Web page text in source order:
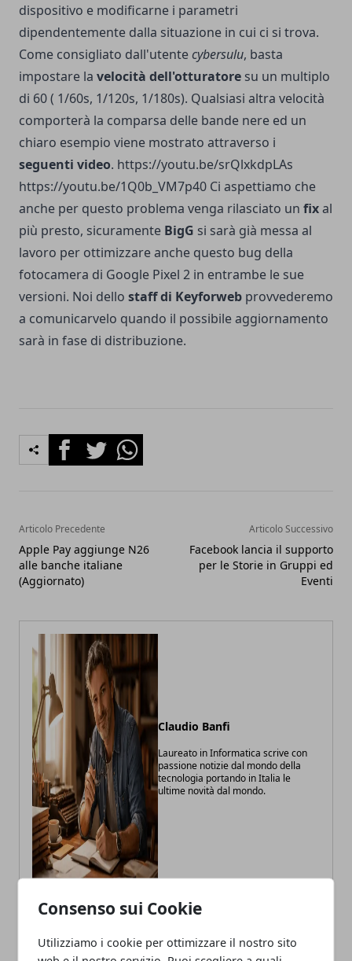
Consenso sui Cookie
Utilizziamo i cookie per ottimizzare il nostro sito
dispositivo e modificarne i parametri
dipendentemente dalla situazione in cui ci si trova.
Come consigliato dall'utentecybersulu, basta
impostare la velocità dell'otturatore su un multiplo
di 60 ( 1/60s, 1/120s, 1/180s). Qualsiasi altra velocità
comporterà la comparsa delle bande nere ed un
chiaro esempio viene mostrato attraverso i
seguenti video. https://youtu.be/srQlxkdpLAs
https://youtu.be/1Q0b_VM7p40 Ci aspettiamo che
anche per questo problema venga rilasciato un fixal
più presto, sicuramente BigG si sarà già messa al
lavoro per ottimizzare anche questo bug della
fotocamera di Google Pixel 2 in entrambe le sue
versioni. Noi dello staff di Keyforweb provvederemo
a comunicarvelo quando il possibile aggiornamento
sarà in fase di distribuzione.
FacebookTwitterWhatsapp
Articolo Precedente
Apple Pay aggiunge N26
alle banche italiane
(Aggiornato)
Articolo Successivo
Facebook lancia il supporto
per le Storie in Gruppi ed
Eventi
Claudio Banfi
Laureato in Informatica scrive con
passione notizie dal mondo della
tecnologia portando in Italia le
ultime novità dal mondo.